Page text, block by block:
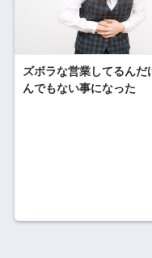
ズボラな営業してるんだ
んでもない事になった